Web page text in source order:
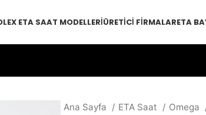
ETA SAAT MODELLERIÜRETICI FIRMALARETA
Ana Sayfa ETA Saat
Omega